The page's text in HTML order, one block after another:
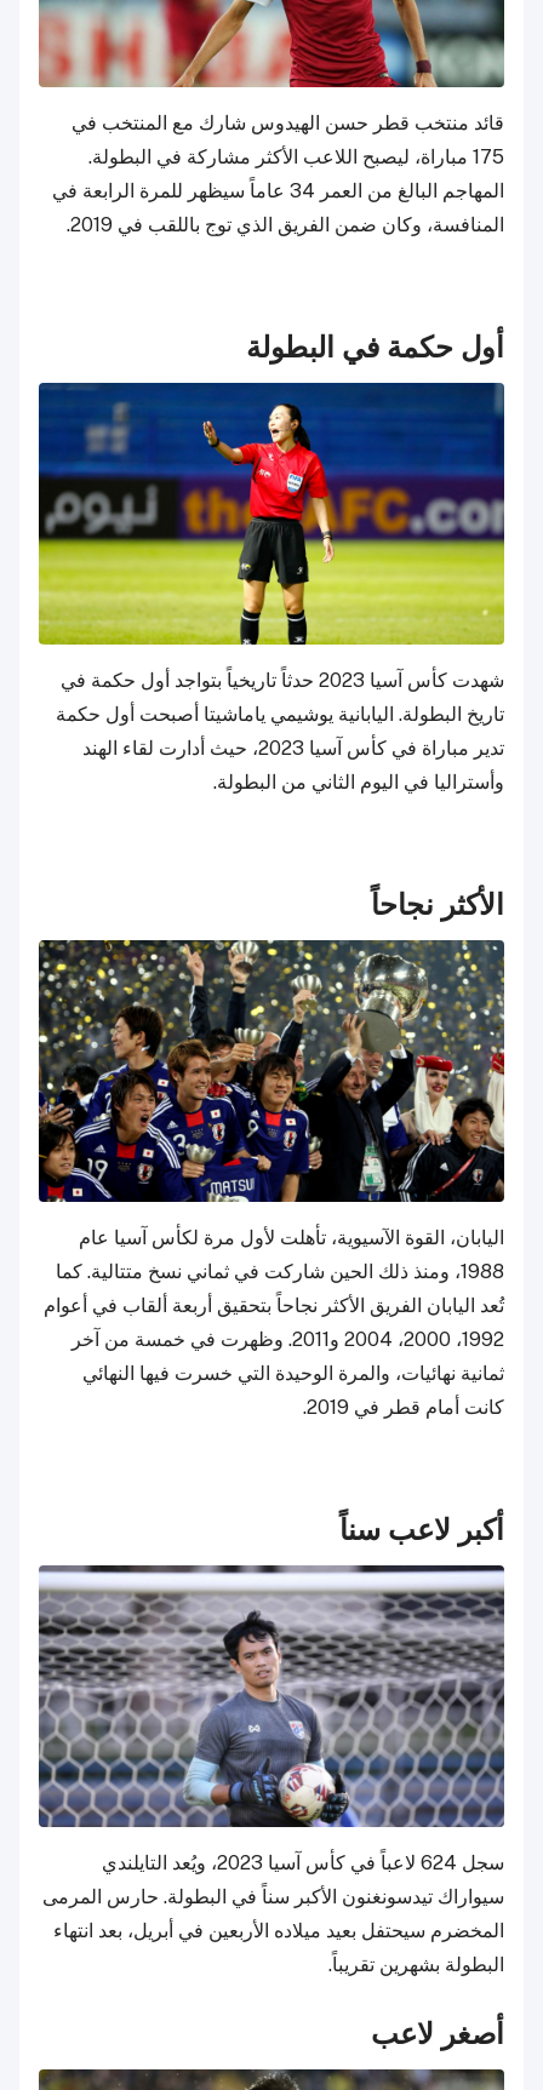
قائد منتخب قطر حسن الهيدوس شارك مع المنتخب في
175 مباراة، ليصبح اللاعب الأكثر مشاركة في البطولة.
المهاجم البالغ من العمر 34 عاماً سيظهر للمرة الرابعة في
المنافسة، وكان ضمن الفريق الذي توج باللقب في 2019.
أول حكمة في البطولة
شهدت كأس آسيا 2023 حدثاً تاريخياً بتواجد أول حكمة في
تاريخ البطولة. اليابانية يوشيمي ياماشيتا أصبحت أول حكمة
تدير مباراة في كأس آسيا 2023، حيث أدارت لقاء الهند
وأستراليا في اليوم الثاني من البطولة.
الأكثر نجاحاً
اليابان، القوة الآسيوية، تأهلت لأول مرة لكأس آسيا عام
1988، ومنذ ذلك الحين شاركت في ثماني نسخ متتالية. كما
تُعد اليابان الفريق الأكثر نجاحاً بتحقيق أربعة ألقاب في أعوام
1992، 2000، 2004 و2011. وظهرت في خمسة من آخر
ثمانية نهائيات، والمرة الوحيدة التي خسرت فيها النهائي
كانت أمام قطر في 2019.
أكبر لاعب سناً
سجل 624 لاعباً في كأس آسيا 2023، ويُعد التايلندي
سيواراك تيدسونغنون الأكبر سناً في البطولة. حارس المرمى
المخضرم سيحتفل بعيد ميلاده الأربعين في أبريل، بعد انتهاء
البطولة بشهرين تقريباً.
أصغر لاعب